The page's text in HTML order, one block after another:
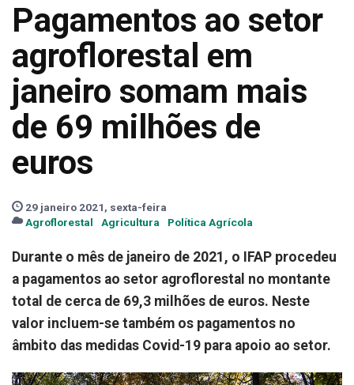
Pagamentos ao setor
agroflorestal em
janeiro somam mais
de 69 milhões de
euros
29 janeiro 2021, sexta-feira
Agroflorestal
Agricultura Política Agrícola
Durante o mês de janeiro de 2021, o IFAP procedeu
a pagamentos ao setor agroflorestal no montante
total de cerca de 69,3 milhões de euros. Neste
valor incluem-se também os pagamentos no
âmbito das medidas Covid-19 para apoio ao setor.